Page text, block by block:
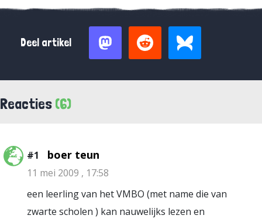
Deel artikel
Reacties (6)
#1 boer teun
11 mei 2009 , 17:58
een leerling van het VMBO (met name die van
zwarte scholen ) kan nauwelijks lezen en